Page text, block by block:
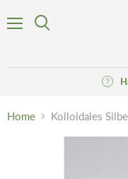
Home Kolloidales